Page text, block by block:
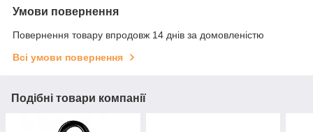
Умови повернення
Повернення товару впродовж 14 днів за домовленістю
Всі умови повернення
Подібні товари компанії